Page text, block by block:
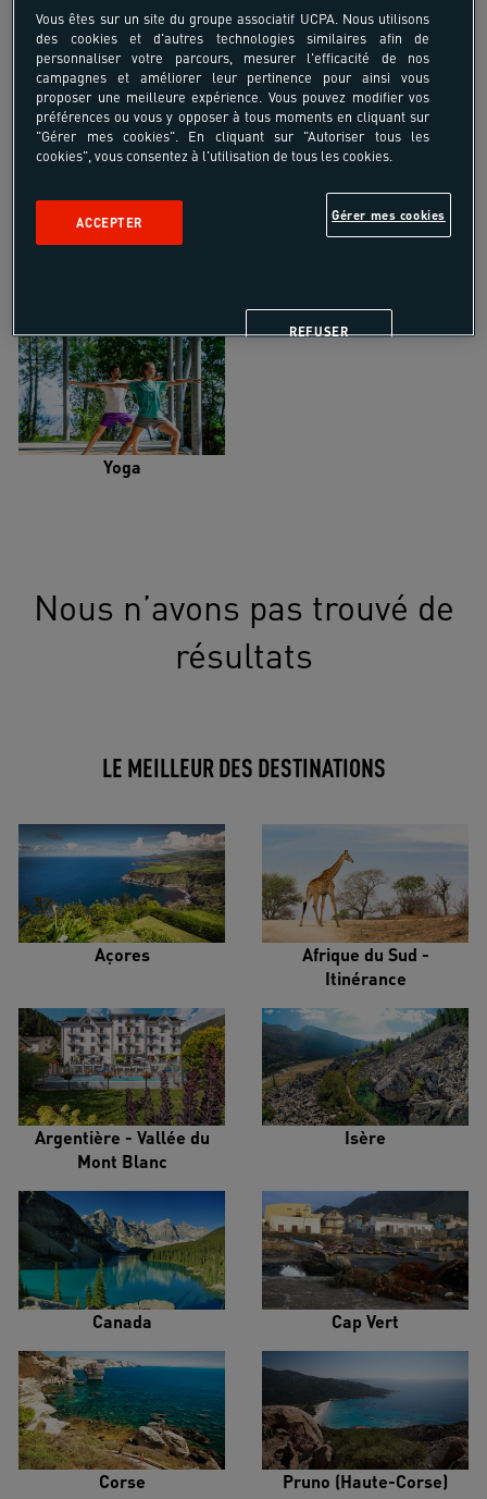
Trail Trek-Randonnée pédestre
Vélo de randonnée
Yoga
Nous n’avons pas trouvé de
résultats
LE MEILLEUR DES DESTINATIONS
Açores
Afrique du Sud -
Itinérance
Argentière - Vallée du
Mont Blanc
Isère
Canada Cap Vert
Corse Pruno (Haute-Corse)
Vous êtes sur un site du groupe associatif UCPA. Nous utilisons
des cookies et d'autres technologies similaires afin de
personnaliser votre parcours, mesurer l'efficacité de nos
campagnes et améliorer leur pertinence pour ainsi vous
proposer une meilleure expérience. Vous pouvez modifier vos
préférences ou vous y opposer à tous moments en cliquant sur
"Gérer mes cookies". En cliquant sur "Autoriser tous les
cookies", vous consentez à l'utilisation de tous les cookies.
Gérer mes cookies
REFUSER
ACCEPTER